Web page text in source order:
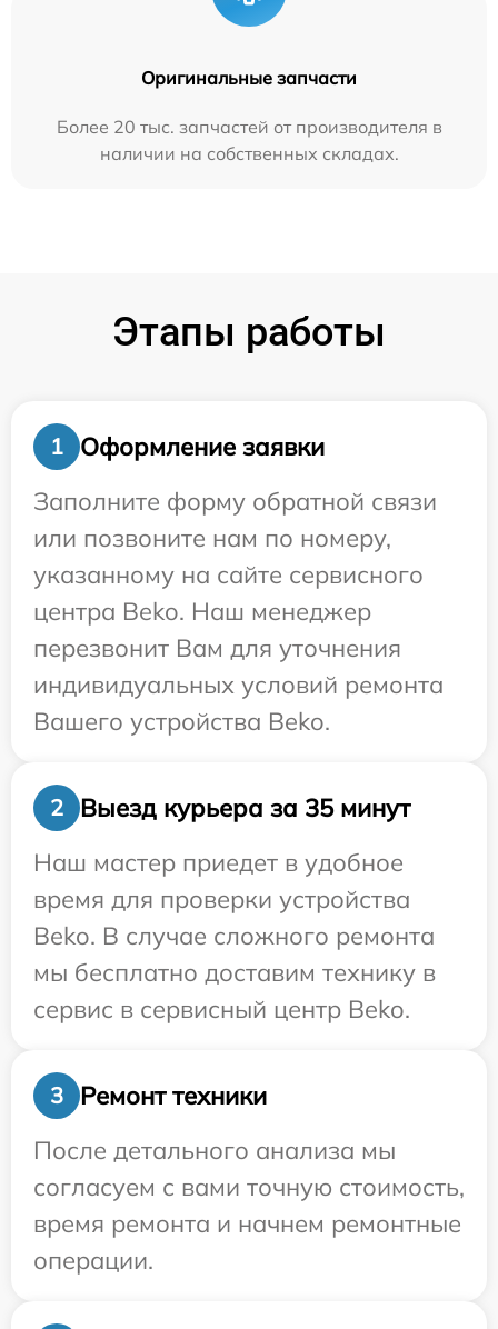
Оригинальные запчасти
Более 20 тыс. запчастей от производителя в
наличии на собственных складах.
Этапы работы
1
Оформление заявки
Заполните форму обратной связи
или позвоните нам по номеру,
указанному на сайте сервисного
центра Beko. Наш менеджер
перезвонит Вам для уточнения
индивидуальных условий ремонта
Вашего устройства Beko.
2
Выезд курьера за 35 минут
Наш мастер приедет в удобное
время для проверки устройства
Beko. В случае сложного ремонта
мы бесплатно доставим технику в
сервис в сервисный центр Beko.
3
Ремонт техники
После детального анализа мы
согласуем с вами точную стоимость,
время ремонта и начнем ремонтные
операции.